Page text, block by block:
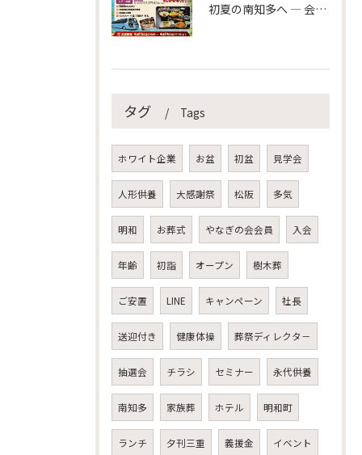
初夏の南知多へ ― 会員様限定バスツアーのご案内
タグ Tags
ホワイト企業 お盆 初盆 見学会
人形供養 大感謝祭 松阪 多気
明和 お葬式 やなぎの会会員 入会
年齢 初詣 オープン 樹木葬
ご安置 LINE キャンペーン 社長
送迎付き 健康体操 葬祭ディレクタ－
抽選会 チラシ セミナー 永代供養
南知多 家族葬 ホテル 明和町
ランチ 夕刊三重 義援金 イベント